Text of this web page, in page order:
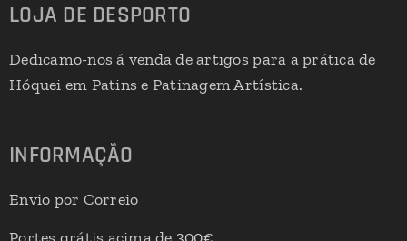
LOJA DE DESPORTO
Dedicamo-nos á venda de artigos para a prática de
Hóquei em Patins e Patinagem Artística.
INFORMAÇÃO
Envio por Correio